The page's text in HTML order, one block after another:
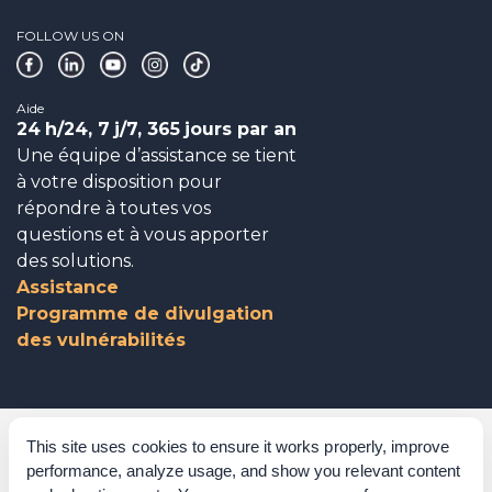
This site uses cookies to ensure it works properly, improve
performance, analyze usage, and show you relevant content
FOLLOW US ON
Aide
24 h/24, 7 j/7, 365 jours par an
Une équipe d’assistance se tient
à votre disposition pour
répondre à toutes vos
questions et à vous apporter
des solutions.
Assistance
Programme de divulgation
des vulnérabilités
Gouvernance d’entreprise
Reconnaissances